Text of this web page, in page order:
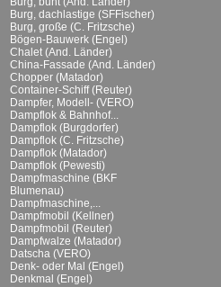
Burg, dachlastige (SFFischer)
Burg, große (C. Fritzsche)
Bögen-Bauwerk (Engel)
Chalet (And. Länder)
China-Fassade (And. Länder)
Chopper (Matador)
Container-Schiff (Reuter)
Dampfer, Modell- (VERO)
Dampflok & Bahnhof...
Dampflok (Burgdorfer)
Dampflok (C. Fritzsche)
Dampflok (Matador)
Dampflok (Pewesti)
Dampfmaschine (BKF
Blumenau)
Dampfmaschine,...
Dampfmobil (Kellner)
Dampfmobil (Reuter)
Dampfwalze (Matador)
Datscha (VERO)
Denk- oder Mal (Engel)
Denkmal (Engel)